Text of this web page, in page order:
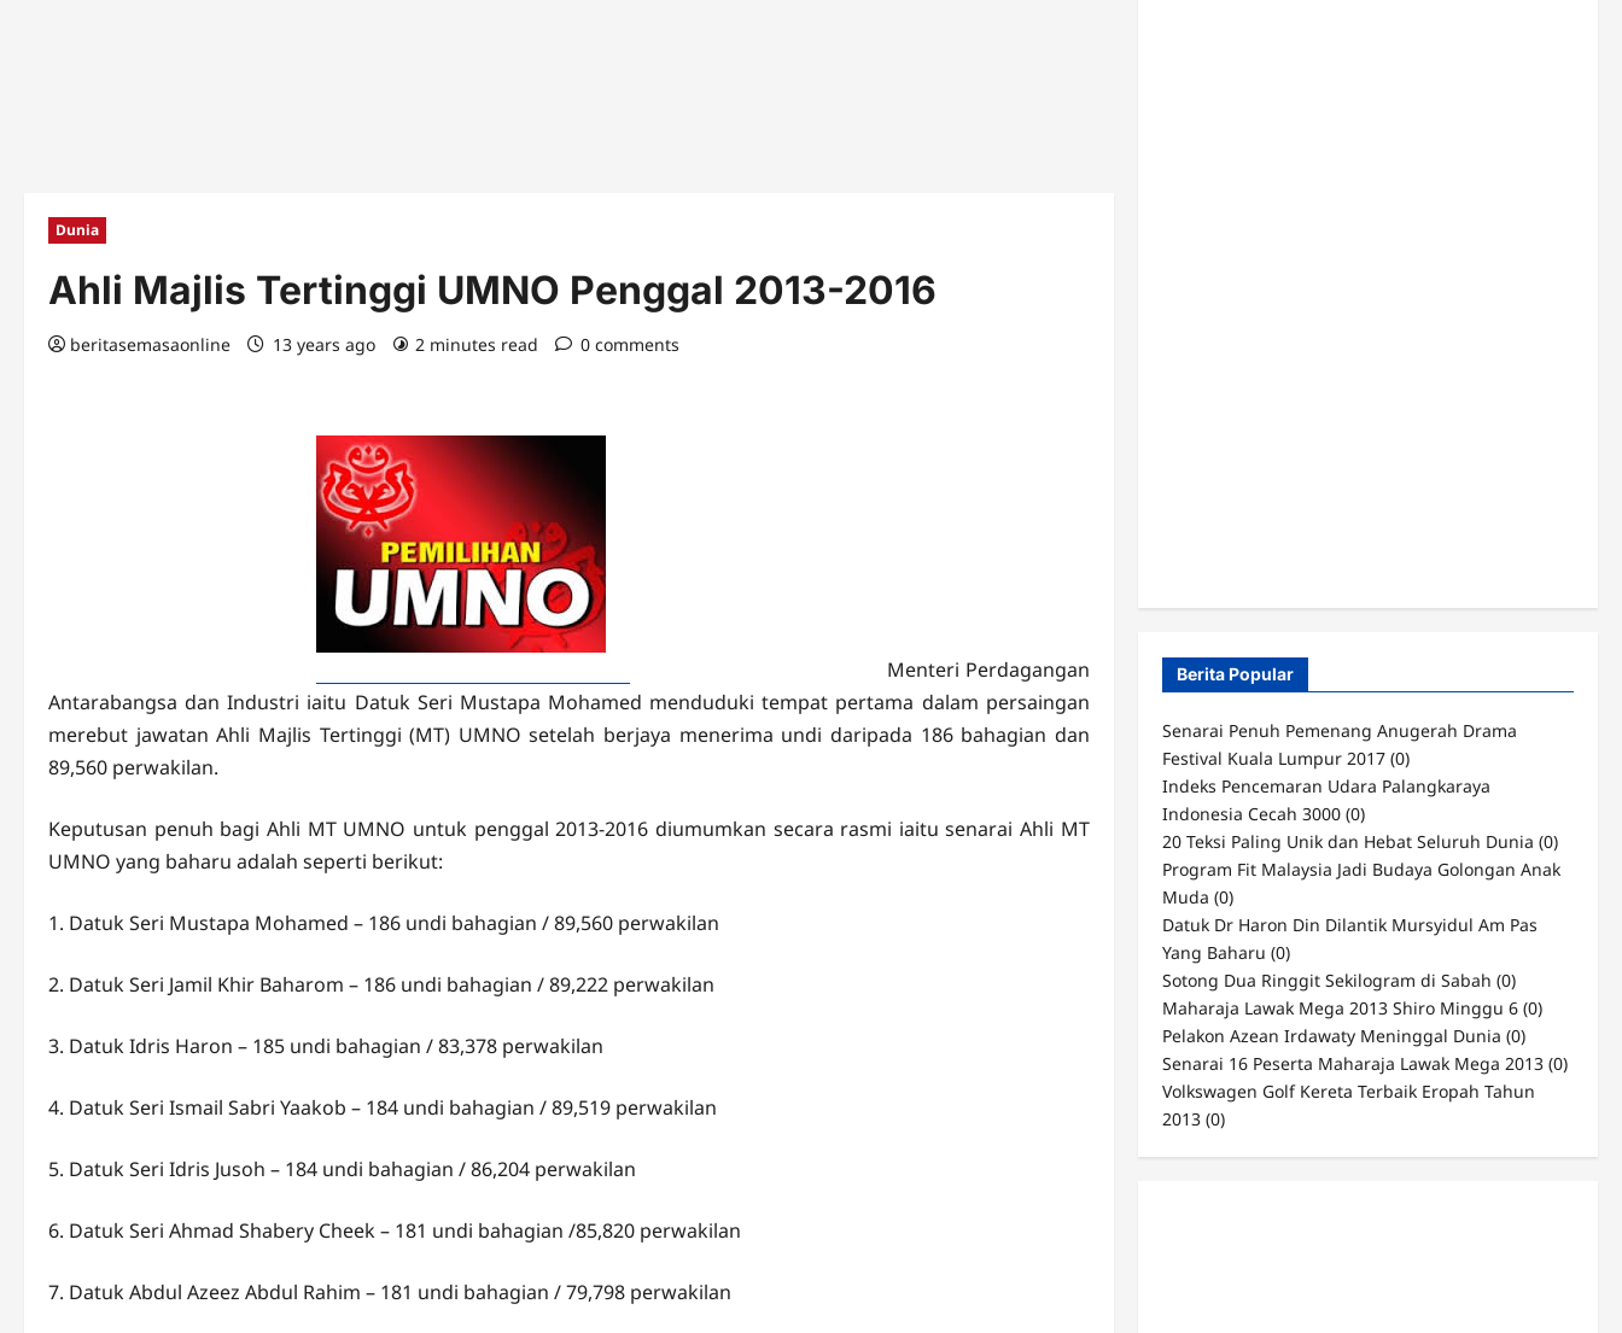
Dunia
Ahli Majlis Tertinggi UMNO Penggal 2013-2016
beritasemasaonline 13 years ago 2 minutes read 0 comments
Menteri Perdagangan
Antarabangsa dan Industri iaitu Datuk Seri Mustapa Mohamed menduduki tempat pertama dalam persaingan
merebut jawatan Ahli Majlis Tertinggi (MT) UMNO setelah berjaya menerima undi daripada 186 bahagian dan
89,560 perwakilan.
Keputusan penuh bagi Ahli MT UMNO untuk penggal 2013-2016 diumumkan secara rasmi iaitu senarai Ahli MT
UMNO yang baharu adalah seperti berikut:
1. Datuk Seri Mustapa Mohamed – 186 undi bahagian / 89,560 perwakilan
2. Datuk Seri Jamil Khir Baharom – 186 undi bahagian / 89,222 perwakilan
3. Datuk Idris Haron – 185 undi bahagian / 83,378 perwakilan
4. Datuk Seri Ismail Sabri Yaakob – 184 undi bahagian / 89,519 perwakilan
5. Datuk Seri Idris Jusoh – 184 undi bahagian / 86,204 perwakilan
6. Datuk Seri Ahmad Shabery Cheek – 181 undi bahagian /85,820 perwakilan
7. Datuk Abdul Azeez Abdul Rahim – 181 undi bahagian / 79,798 perwakilan
Berita Popular
Senarai Penuh Pemenang Anugerah Drama
Festival Kuala Lumpur 2017 (0)
Indeks Pencemaran Udara Palangkaraya
Indonesia Cecah 3000 (0)
20 Teksi Paling Unik dan Hebat Seluruh Dunia (0)
Program Fit Malaysia Jadi Budaya Golongan Anak
Muda (0)
Datuk Dr Haron Din Dilantik Mursyidul Am Pas
Yang Baharu (0)
Sotong Dua Ringgit Sekilogram di Sabah (0)
Maharaja Lawak Mega 2013 Shiro Minggu 6 (0)
Pelakon Azean Irdawaty Meninggal Dunia (0)
Senarai 16 Peserta Maharaja Lawak Mega 2013 (0)
Volkswagen Golf Kereta Terbaik Eropah Tahun
2013 (0)